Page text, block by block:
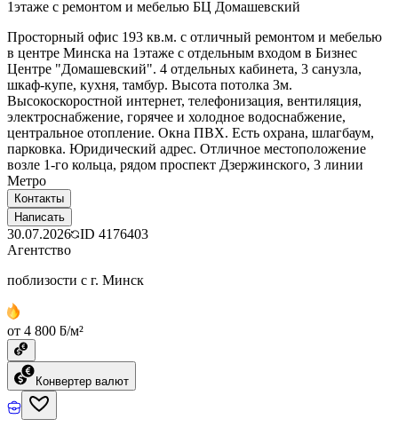
1этаже с ремонтом и мебелью БЦ Домашевский
Просторный офис 193 кв.м. с отличный ремонтом и мебелью
в центре Минска на 1этаже с отдельным входом в Бизнес
Центре "Домашевский". 4 отдельных кабинета, 3 санузла,
шкаф-купе, кухня, тамбур. Высота потолка 3м.
Высокоскоростной интернет, телефонизация, вентиляция,
электроснабжение, горячее и холодное водоснабжение,
центральное отопление. Окна ПВХ. Есть охрана, шлагбаум,
парковка. Юридический адрес. Отличное местоположение
возле 1-го кольца, рядом проспект Дзержинского, 3 линии
Метро
Контакты
Написать
30.07.2026 ID 4176403
Агентство
поблизости с г. Минск
от 4 800 ƃ/м²
Конвертер валют